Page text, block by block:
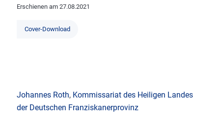
Erschienen am 27.08.2021
Cover-Download
Johannes Roth, Kommissariat des Heiligen Landes
der Deutschen Franziskanerprovinz